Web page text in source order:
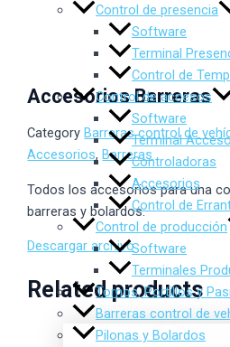
Control de presencia
Software
Terminal
Control de
Control de accesos
Software
Terminal
Controladoras
Accesorios
Control de
Control de producción
Software
Terminales
Tornos, Portillos y
Barreras control de
Pilonas y Bolardos
Accesorios Barreras
Category Barreras control de
Accesorios,Barreras
Todos los accesorios para una
barreras y bolardos.
Descargar archivo
Related products